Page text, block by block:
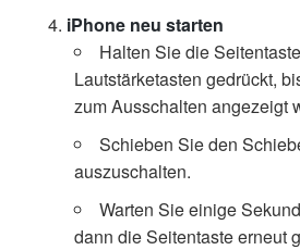
iPhone neu starten
Halten Sie die
Lautstärketasten gedrückt,
zum Ausschalten angezeigt
Schieben Sie den
auszuschalten.
Warten Sie einige
dann die Seitentaste erneut